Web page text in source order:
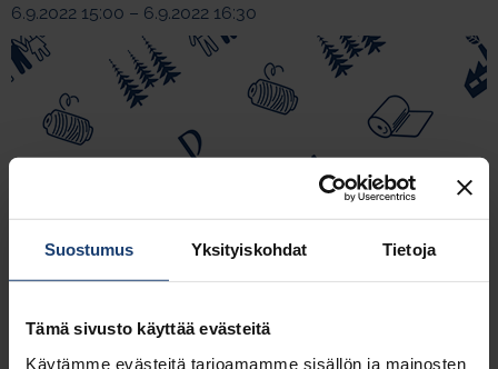
Suostumus Yksityiskohdat Tietoja
Tämä sivusto käyttää evästeitä
Käytämme evästeitä tarjoamamme sisällön ja mainosten
6.9.2022 15:00 – 6.9.2022 16:30